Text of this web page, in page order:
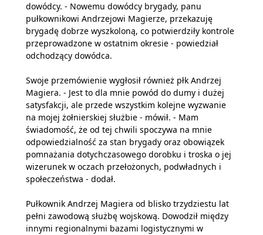
dowódcy. - Nowemu dowódcy brygady, panu
pułkownikowi Andrzejowi Magierze, przekazuję
brygadę dobrze wyszkoloną, co potwierdziły kontrole
przeprowadzone w ostatnim okresie - powiedział
odchodzący dowódca.
Swoje przemówienie wygłosił również płk Andrzej
Magiera. - Jest to dla mnie powód do dumy i dużej
satysfakcji, ale przede wszystkim kolejne wyzwanie
na mojej żołnierskiej służbie - mówił. - Mam
świadomość, że od tej chwili spoczywa na mnie
odpowiedzialność za stan brygady oraz obowiązek
pomnażania dotychczasowego dorobku i troska o jej
wizerunek w oczach przełożonych, podwładnych i
społeczeństwa - dodał.
Pułkownik Andrzej Magiera od blisko trzydziestu lat
pełni zawodową służbę wojskową. Dowodził między
innymi regionalnymi bazami logistycznymi w